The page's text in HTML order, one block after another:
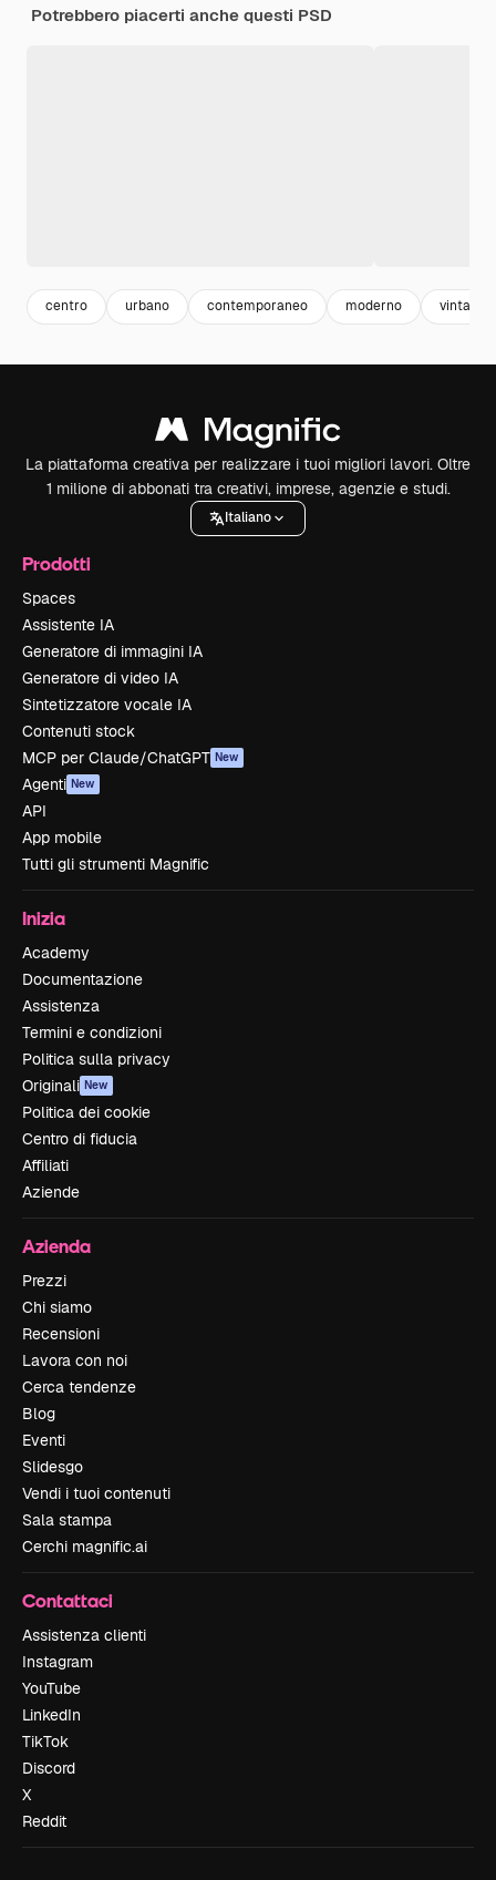
Potrebbero piacerti anche questi PSD
centro urbano contemporaneo moderno vintage
La piattaforma creativa per realizzare i tuoi migliori lavori. Oltre
1 milione di abbonati tra creativi, imprese, agenzie e studi.
Italiano
Prodotti
Spaces
Assistente IA
Generatore di immagini IA
Generatore di video IA
Sintetizzatore vocale IA
Contenuti stock
MCP per Claude/ChatGPT New
Agenti New
API
App mobile
Tutti gli strumenti Magnific
Inizia
Academy
Documentazione
Assistenza
Termini e condizioni
Politica sulla privacy
Originali New
Politica dei cookie
Centro di fiducia
Affiliati
Aziende
Azienda
Prezzi
Chi siamo
Recensioni
Lavora con noi
Cerca tendenze
Blog
Eventi
Slidesgo
Vendi i tuoi contenuti
Sala stampa
Cerchi magnific.ai
Contattaci
Assistenza clienti
Instagram
YouTube
LinkedIn
TikTok
Discord
X
Reddit